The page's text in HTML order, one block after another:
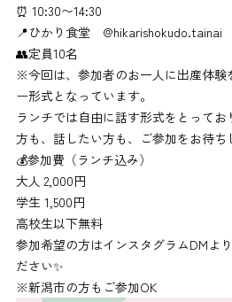
⏰ 10:30〜14:30
📍ひかり食堂 @hikarishokudo.tainai
👥定員10名
※今回は、参加者のお一人に出産体験
ー形式となっています。
ランチでは自由に話す形式をとって
方も、話したい方も、ご参加をお待ち
💰参加費（ランチ込み）
大人 2,000円
学生 1,500円
高校生以下無料
参加希望の方はインスタグラムDMよ
ださい✨
※新潟市の方もご参加OK